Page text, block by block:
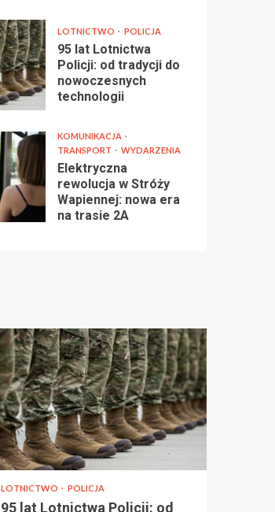
LOTNICTWO POLICJA
95 lat Lotnictwa
Policji: od tradycji do
nowoczesnych
technologii
KOMUNIKACJA
TRANSPORT
WYDARZENIA
Elektryczna
rewolucja w Stróży
Wapiennej: nowa era
na trasie 2A
LOTNICTWO POLICJA
95 lat Lotnictwa Policji: od